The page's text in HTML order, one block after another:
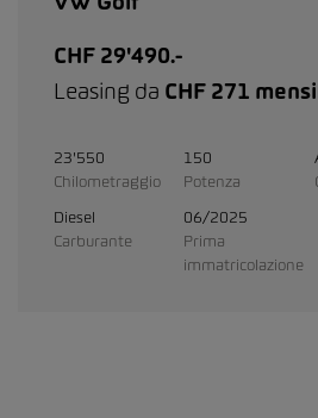
CHF 29'490.-
Leasing da CHF 271
23'550
Chilometraggio
150
Potenza
Diesel
Carburante
06/2025
Prima
immatricolazione